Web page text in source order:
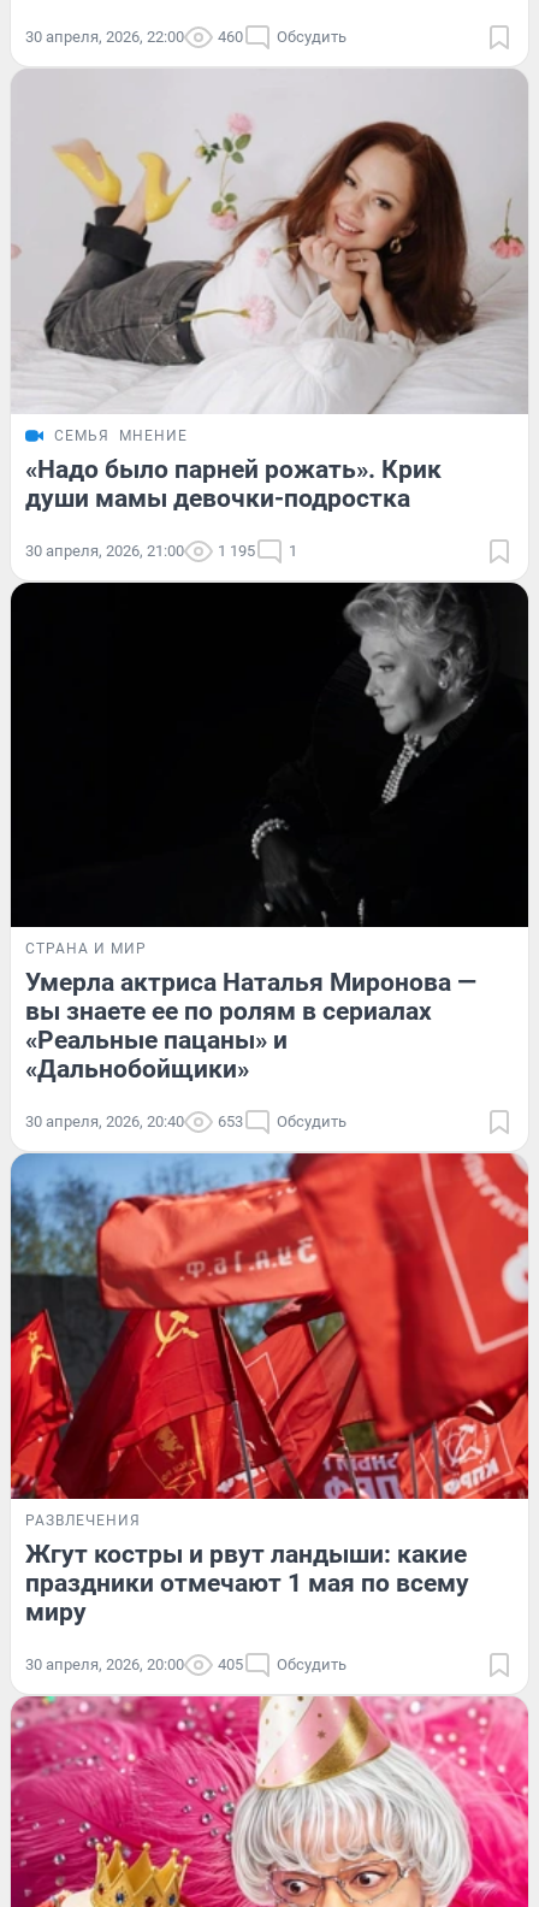
30 апреля, 2026, 22:00 460 Обсудить
СЕМЬЯ МНЕНИЕ
«Надо было парней рожать». Крик
души мамы девочки-подростка
30 апреля, 2026, 21:00 1 195 1
СТРАНА И МИР
Умерла актриса Наталья Миронова —
вы знаете ее по ролям в сериалах
«Реальные пацаны» и
«Дальнобойщики»
30 апреля, 2026, 20:40 653 Обсудить
РАЗВЛЕЧЕНИЯ
Жгут костры и рвут ландыши: какие
праздники отмечают 1 мая по всему
миру
30 апреля, 2026, 20:00 405 Обсудить